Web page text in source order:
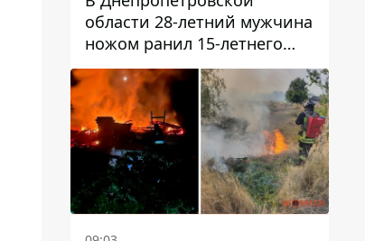
области 28-летний мужчина
ножом ранил 15-летнего
парня